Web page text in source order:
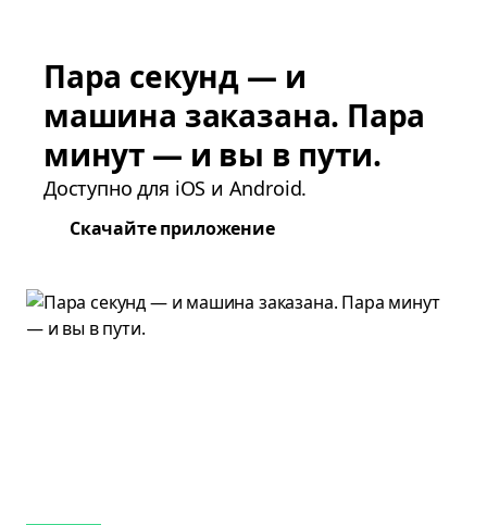
Пара секунд — и
машина заказана. Пара
минут — и вы в пути.
Доступно для iOS и Android.
Скачайте приложение